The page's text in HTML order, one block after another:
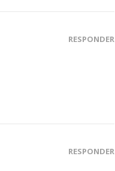
RESPONDER
RESPONDER